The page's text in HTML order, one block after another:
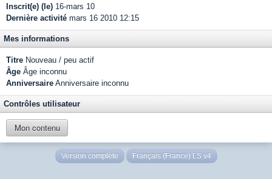
Inscrit(e) (le) 16-mars 10
Dernière activité mars 16 2010 12:15
Mes informations
Titre Nouveau / peu actif
Âge Âge inconnu
Anniversaire Anniversaire inconnu
Contrôles utilisateur
Mon contenu
Version complète Français (France) LS v4